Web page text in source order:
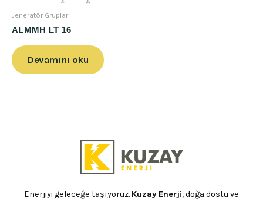
Jeneratör Grupları
ALMMH LT 16
Devamını oku
Enerjiyi geleceğe taşıyoruz. Kuzay Enerji, doğa dostu ve